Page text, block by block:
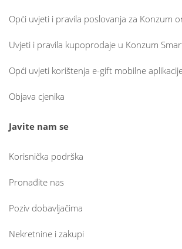
Opći uvjeti i pravila poslovanja za Konzum
Uvjeti i pravila kupoprodaje u Konzum
Opći uvjeti korištenja e-gift mobilne
Objava cjenika
Javite nam se
Korisnička podrška
Pronađite nas
Poziv dobavljačima
Nekretnine i zakupi